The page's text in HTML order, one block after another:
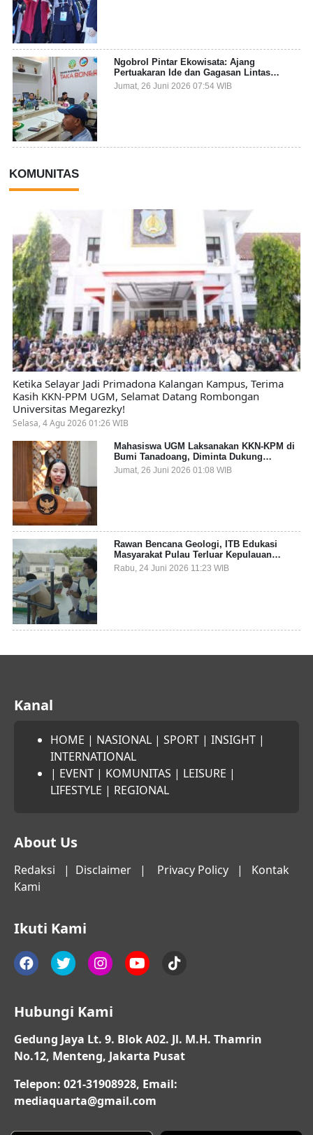
Ngobrol Pintar Ekowisata: Ajang
Pertuakaran Ide dan Gagasan Lintas
Sektor
Jumat, 26 Juni 2026 07:54 WIB
KOMUNITAS
Ketika Selayar Jadi Primadona Kalangan Kampus, Terima
Kasih KKN-PPM UGM, Selamat Datang Rombongan
Universitas Megarezky!
Selasa, 4 Agu 2026 01:26 WIB
Mahasiswa UGM Laksanakan KKN-KPM di
Bumi Tanadoang, Diminta Dukung
Gemerlap dan Beri Solusi pada Persoalan
Sampah Pesisir
Jumat, 26 Juni 2026 01:08 WIB
Rawan Bencana Geologi, ITB Edukasi
Masyarakat Pulau Terluar Kepulauan
Selayar Terkait Mitigasi Berbasis Kawasan
Pesisir
Rabu, 24 Juni 2026 11:23 WIB
Kanal
HOME | NASIONAL | SPORT | INSIGHT |
INTERNATIONAL
| EVENT | KOMUNITAS | LEISURE |
LIFESTYLE | REGIONAL
About Us
Redaksi | Disclaimer | Privacy Policy | Kontak
Kami
Ikuti Kami
Hubungi Kami
Gedung Jaya Lt. 9. Blok A02. Jl. M.H. Thamrin
No.12, Menteng, Jakarta Pusat
Telepon: 021-31908928, Email:
mediaquarta@gmail.com